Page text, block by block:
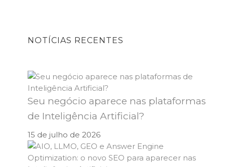
NOTÍCIAS RECENTES
Seu negócio aparece nas plataformas
de Inteligência Artificial?
15 de julho de 2026